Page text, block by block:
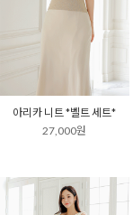
아리카 니트 *벨트 세트*
27,000원